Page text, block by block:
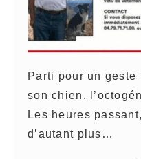
Parti pour un
son chien,
Les heures
d’autant plus…